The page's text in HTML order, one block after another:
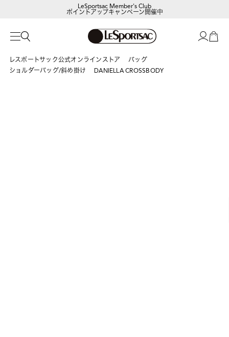
【DORAEMON SHOP IN SHOP】
ポイントアップキャンペーン開催中
レスポートサック公式オンラインストア
バッグ
ショルダーバッグ/斜め掛け
DANIELLA CROSSBODY